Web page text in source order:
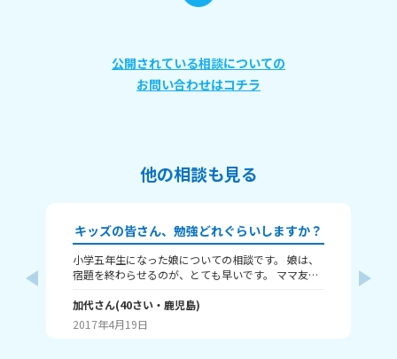
公開されている相談についての
お問い合わせはコチラ
他の相談も見る
キッズの皆さん、勉強どれぐらいしますか？
小学五年生になった娘についての相談です。 娘は、
宿題を終わらせるのが、とても早いです。 ママ友に
かかるそうです。 でも、娘は、10分～20分ですんで
います。 ちゃんとやったのか聞いても、ちゃんとや
ったと言います。 その宿題は、日記、漢字、宅習の
加代さん(40さい・ 鹿児島)
2017年4月19日